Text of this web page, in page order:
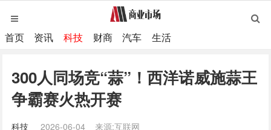
首页 资讯 科技 财商 汽车 生活
300人同场竞“蒜”！西洋诺威施蒜王
争霸赛火热开赛
科技 2026-06-04 来源:互联网